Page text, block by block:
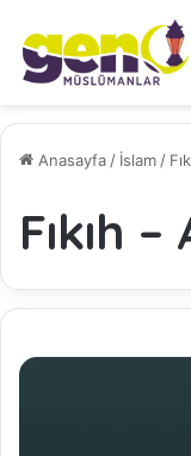
Anasayfa / İslam /
Fıkıh